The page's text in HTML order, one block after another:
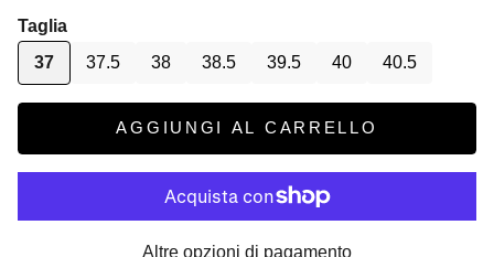
Taglia
37
37.5 38 38.5 39.5 40 40.5
AGGIUNGI AL CARRELLO
Altre opzioni di pagamento